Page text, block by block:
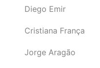
Diego Emir
Cristiana França
Jorge Aragão